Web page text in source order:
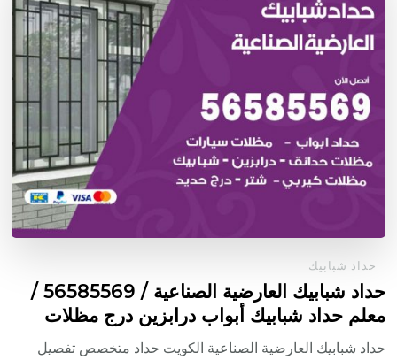
حداد شبابيك
حداد شبابيك العارضية الصناعية / 56585569 /
معلم حداد شبابيك أبواب درابزين درج مظلات
حداد شبابيك العارضية الصناعية الكويت حداد متخصص تفصيل